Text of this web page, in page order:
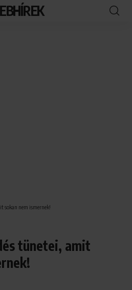
sokan nem ismernek!
tünetei, amit